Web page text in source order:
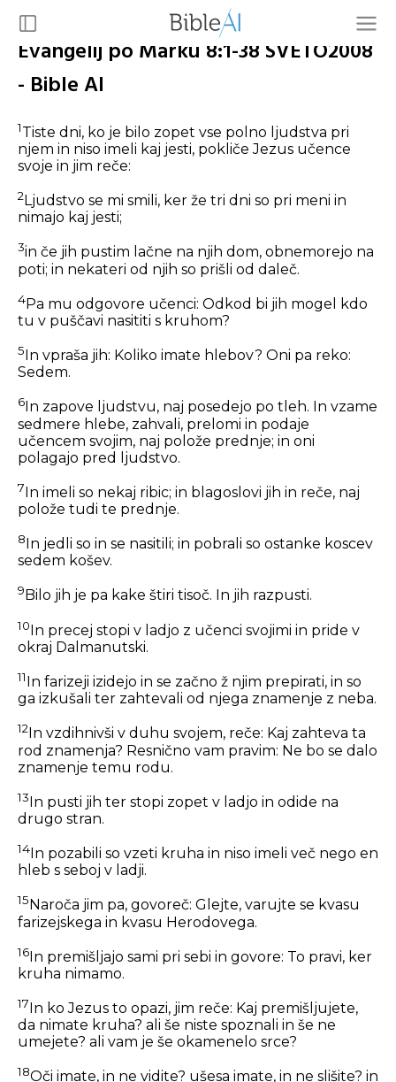
Evangelij po Marku 8:1-38 SVETO2008
- Bible AI
1Tiste dni, ko je bilo zopet vse polno ljudstva pri
njem in niso imeli kaj jesti, pokliče Jezus učence
svoje in jim reče:
2 Ljudstvo se mi smili, ker že tri dni so pri meni in
nimajo kaj jesti;
3in če jih pustim lačne na njih dom, obnemorejo na
poti; in nekateri od njih so prišli od daleč.
4Pa mu odgovore učenci: Odkod bi jih mogel kdo
tu v puščavi nasititi s kruhom?
5 In vpraša jih: Koliko imate hlebov? Oni pa reko:
Sedem.
6 In zapove ljudstvu, naj posedejo po tleh. In vzame
sedmere hlebe, zahvali, prelomi in podaje
učencem svojim, naj polože prednje; in oni
polagajo pred ljudstvo.
7In imeli so nekaj ribic; in blagoslovi jih in reče, naj
polože tudi te prednje.
8 In jedli so in se nasitili; in pobrali so ostanke koscev
sedem košev.
9 Bilo jih je pa kake štiri tisoč. In jih razpusti.
10In precej stopi v ladjo z učenci svojimi in pride v
okraj Dalmanutski.
11 In farizeji izidejo in se začno ž njim prepirati, in so
ga izkušali ter zahtevali od njega znamenje z neba.
12 In vzdihnivši v duhu svojem, reče: Kaj zahteva ta
rod znamenja? Resnično vam pravim: Ne bo se dalo
znamenje temu rodu.
13In pusti jih ter stopi zopet v ladjo in odide na
drugo stran.
14 In pozabili so vzeti kruha in niso imeli več nego en
hleb s seboj v ladji.
15 Naroča jim pa, govoreč: Glejte, varujte se kvasu
farizejskega in kvasu Herodovega.
16In premišljajo sami pri sebi in govore: To pravi, ker
kruha nimamo.
17 In ko Jezus to opazi, jim reče: Kaj premišljujete,
da nimate kruha? ali še niste spoznali in še ne
umejete? ali vam je še okamenelo srce?
18Oči imate, in ne vidite? ušesa imate, in ne slišite? in